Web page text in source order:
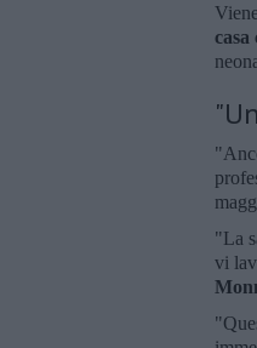
casa
"La
vi